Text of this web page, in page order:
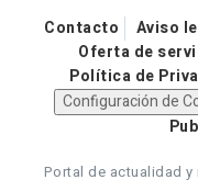
Contacto Aviso
Oferta de
Política de
Configuración de
Portal de actualidad